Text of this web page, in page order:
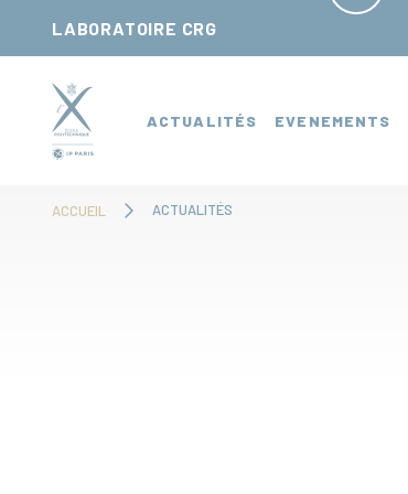
LABORATOIRE CRG
ACTUALITÉS EVENEMENTS
ACCUEIL ACTUALITÉS